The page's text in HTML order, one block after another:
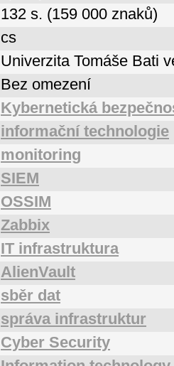
132 s. (159 000 znaků)
cs
Univerzita Tomáše Bati
Bez omezení
Kybernetická
informační technologie
monitoring
SIEM
OSSIM
Zabbix
IT infrastruktura
AlienVault
sběr dat
správa infrastruktur
Cyber Security